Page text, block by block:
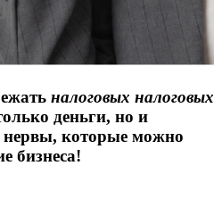
налоговых налоговых
деньги, но и
нервы, которые можно
бизнеса!